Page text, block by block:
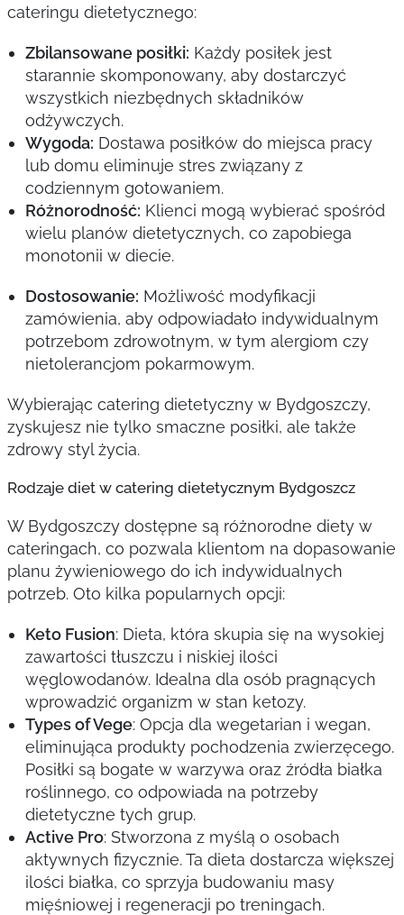
cateringu dietetycznego:
Zbilansowane posiłki: Każdy posiłek jest
starannie skomponowany, aby dostarczyć
wszystkich niezbędnych składników
odżywczych.
Wygoda: Dostawa posiłków do miejsca pracy
lub domu eliminuje stres związany z
codziennym gotowaniem.
Różnorodność: Klienci mogą wybierać spośród
wielu planów dietetycznych, co zapobiega
monotonii w diecie.
Dostosowanie: Możliwość modyfikacji
zamówienia, aby odpowiadało indywidualnym
potrzebom zdrowotnym, w tym alergiom czy
nietolerancjom pokarmowym.
Wybierając catering dietetyczny w Bydgoszczy,
zyskujesz nie tylko smaczne posiłki, ale także
zdrowy styl życia.
Rodzaje diet w catering dietetycznym Bydgoszcz
W Bydgoszczy dostępne są różnorodne diety w
cateringach, co pozwala klientom na dopasowanie
planu żywieniowego do ich indywidualnych
potrzeb. Oto kilka popularnych opcji:
Keto Fusion: Dieta, która skupia się na wysokiej
zawartości tłuszczu i niskiej ilości
węglowodanów. Idealna dla osób pragnących
wprowadzić organizm w stan ketozy.
Types of Vege: Opcja dla wegetarian i wegan,
eliminująca produkty pochodzenia zwierzęcego.
Posiłki są bogate w warzywa oraz źródła białka
roślinnego, co odpowiada na potrzeby
dietetyczne tych grup.
Active Pro: Stworzona z myślą o osobach
aktywnych fizycznie. Ta dieta dostarcza większej
ilości białka, co sprzyja budowaniu masy
mięśniowej i regeneracji po treningach.